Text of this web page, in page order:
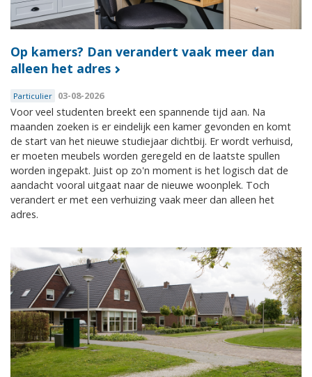
Op kamers? Dan verandert vaak meer dan
alleen het adres
Particulier 03-08-2026
Voor veel studenten breekt een spannende tijd aan. Na
maanden zoeken is er eindelijk een kamer gevonden en komt
de start van het nieuwe studiejaar dichtbij. Er wordt verhuisd,
er moeten meubels worden geregeld en de laatste spullen
worden ingepakt. Juist op zo'n moment is het logisch dat de
aandacht vooral uitgaat naar de nieuwe woonplek. Toch
verandert er met een verhuizing vaak meer dan alleen het
adres.